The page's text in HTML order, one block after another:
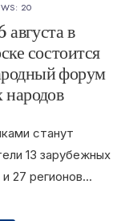
20
августа в
состоится
форум
станут
13 зарубежных
27 регионов...